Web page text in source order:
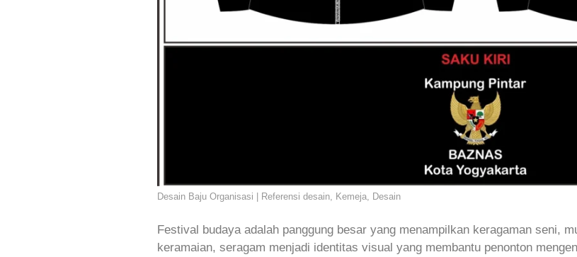
Desain Baju Organisasi | Referensi desain, Kemeja, Desain
Festival budaya adalah panggung besar yang menampilkan keragaman seni,
keramaian, seragam menjadi identitas visual yang membantu penonton